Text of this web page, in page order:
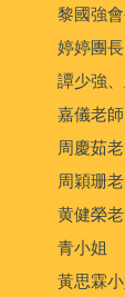
黎國強
婷婷團長
譚少強
嘉儀老師
周慶茹
周穎珊
黄健榮
青小姐
黃思霖